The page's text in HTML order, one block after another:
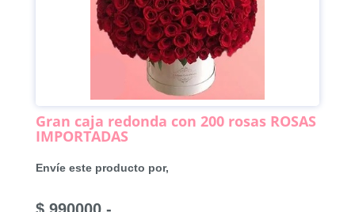
Gran caja redonda con 200 rosas ROSAS
IMPORTADAS
Envíe este producto por,